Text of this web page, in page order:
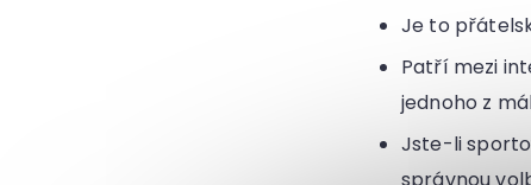
Je to
Patří mezi
jednoho z
Jste-li